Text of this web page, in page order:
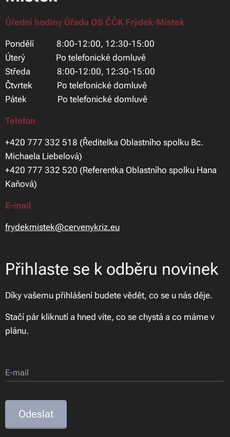
Úřední hodiny Úřadu OS ČČK Frýdek-Místek
Pondělí 8:00-12:00, 12:30-15:00
Úterý Po telefonické domluvě
Středa 8:00-12:00, 12:30-15:00
Čtvrtek Po telefonické domluvě
Pátek Po telefonické domluvě
Telefon
+420 777 332 518 (Ředitelka Oblastního spolku Bc.
Michaela Liebelová)
+420 777 332 520 (Referentka Oblastního spolku Hana
Kaňová)
E-mail
frydekmistek@cervenykriz.eu
Přihlaste se k odběru novinek
Díky vašemu přihlášení budete vědět, co se u nás děje.
Stačí pár kliknutí a hned víte, co se chystá a co máme v
plánu.
E-mail
Odeslat